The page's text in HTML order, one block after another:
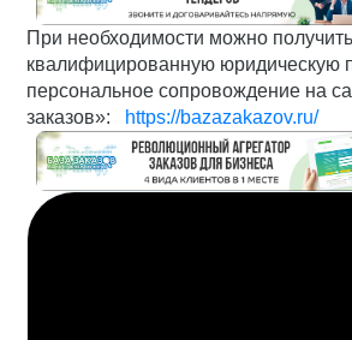
При необходимости можно получить
квалифицированную юридическую
персональное сопровождение на
заказов»:
https://bazazakazov.ru/